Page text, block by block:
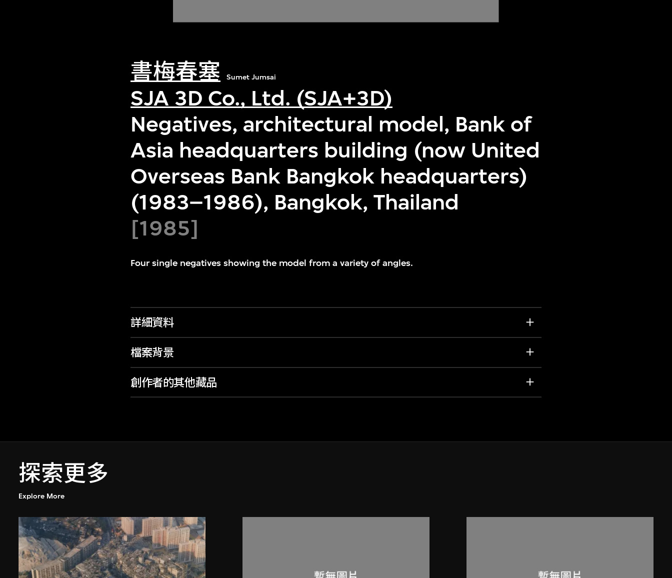
書梅春塞 Sumet Jumsai
SJA 3D Co., Ltd. (SJA+3D)
Negatives, architectural model, Bank of
Asia headquarters building (now United
Overseas Bank Bangkok headquarters)
(1983–1986), Bangkok, Thailand
[1985]
Four single negatives showing the model from a variety of angles.
詳細資料
檔案背景
創作者的其他藏品
探索更多
Explore More